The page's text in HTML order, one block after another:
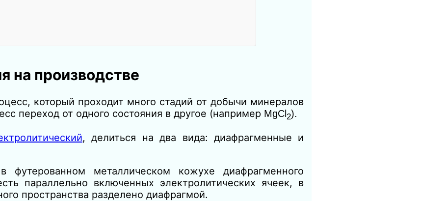
на производстве
который проходит много стадий от добычи минералов
переход от одного состояния в другое (например MgCl 2).
, делиться на два вида: диафрагменные и
футерованном металлическом кожухе диафрагменного
параллельно включенных электролитических ячеек, в
пространства разделено диафрагмой.